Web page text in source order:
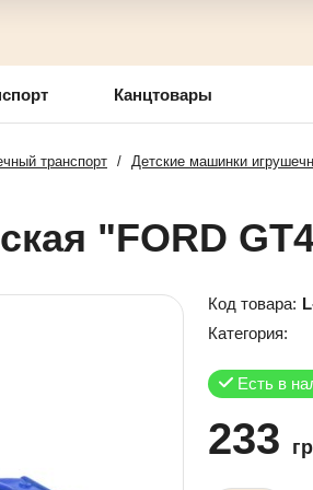
Канцтовары
транспорт / Детские машинки
"FORD
Код товара:
Категория:
Есть в
233